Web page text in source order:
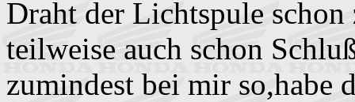
Draht der Lichtspule
teilweise auch schon
zumindest bei mir so,habe